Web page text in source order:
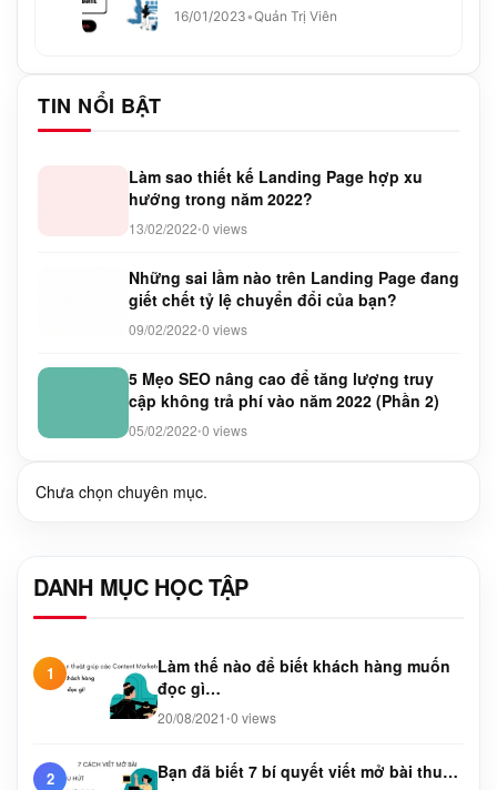
16/01/2023•Quản Trị Viên
TIN NỔI BẬT
Làm sao thiết kế Landing Page hợp xu
hướng trong năm 2022?
13/02/2022•0 views
Những sai lầm nào trên Landing Page đang
giết chết tỷ lệ chuyển đổi của bạn?
09/02/2022•0 views
5 Mẹo SEO nâng cao để tăng lượng truy
cập không trả phí vào năm 2022 (Phần 2)
05/02/2022•0 views
Chưa chọn chuyên mục.
DANH MỤC HỌC TẬP
1
Làm thế nào để biết khách hàng muốn
đọc gì…
20/08/2021 •0 views
2 Bạn đã biết 7 bí quyết viết mở bài thu…